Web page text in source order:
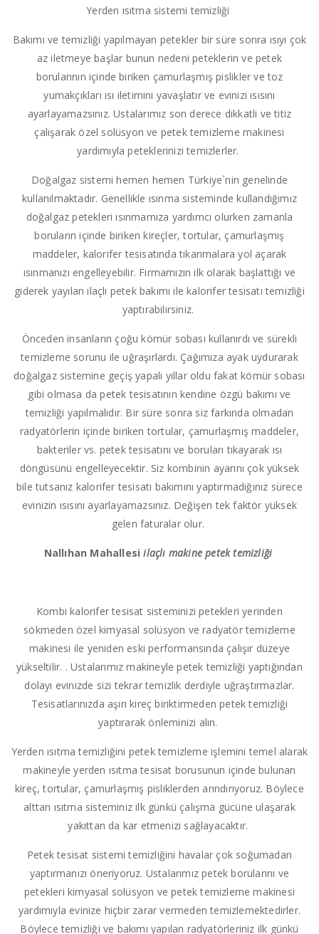
Yerden ısıtma sistemi temizliği
Bakımı ve temizliği yapılmayan petekler bir süre sonra ısıyı çok
az iletmeye başlar bunun nedeni peteklerin ve petek
borularının içinde biriken çamurlaşmış pislikler ve toz
yumakçıkları ısı iletimini yavaşlatır ve evinizi ısısını
ayarlayamazsınız. Ustalarımız son derece dikkatli ve titiz
çalışarak özel solüsyon ve petek temizleme makinesi
yardımıyla peteklerinizi temizlerler.
Doğalgaz sistemi hemen hemen Türkiye`nin genelinde
kullanılmaktadır. Genellikle ısınma sisteminde kullandığımız
doğalgaz petekleri ısınmamıza yardımcı olurken zamanla
boruların içinde biriken kireçler, tortular, çamurlaşmış
maddeler, kalorifer tesisatında tıkanmalara yol açarak
ısınmanızı engelleyebilir. Firmamızın ilk olarak başlattığı ve
giderek yayılan ilaçlı petek bakımı ile kalorifer tesisatı temizliği
yaptırabilirsiniz.
Önceden insanların çoğu kömür sobası kullanırdı ve sürekli
temizleme sorunu ile uğraşırlardı. Çağımıza ayak uydurarak
doğalgaz sistemine geçiş yapalı yıllar oldu fakat kömür sobası
gibi olmasa da petek tesisatının kendine özgü bakımı ve
temizliği yapılmalıdır. Bir süre sonra siz farkında olmadan
radyatörlerin içinde biriken tortular, çamurlaşmış maddeler,
bakteriler vs. petek tesisatını ve boruları tıkayarak ısı
döngüsünü engelleyecektir. Siz kombinin ayarını çok yüksek
bile tutsanız kalorifer tesisatı bakımını yaptırmadığınız sürece
evinizin ısısını ayarlayamazsınız. Değişen tek faktör yüksek
gelen faturalar olur.
Nallıhan Mahallesiilaçlı makine petek temizliği
Kombi kalorifer tesisat sisteminizi petekleri yerinden
sökmeden özel kimyasal solüsyon ve radyatör temizleme
makinesi ile yeniden eski performansında çalışır düzeye
yükseltilir. . Ustalarımız makineyle petek temizliği yaptığından
dolayı evinizde sizi tekrar temizlik derdiyle uğraştırmazlar.
Tesisatlarınızda aşırı kireç biriktirmeden petek temizliği
yaptırarak önleminizi alın.
Yerden ısıtma temizliğini petek temizleme işlemini temel alarak
makineyle yerden ısıtma tesisat borusunun içinde bulunan
kireç, tortular, çamurlaşmış pisliklerden arındırıyoruz. Böylece
alttan ısıtma sisteminiz ilk günkü çalışma gücüne ulaşarak
yakıttan da kar etmenizi sağlayacaktır.
Petek tesisat sistemi temizliğini havalar çok soğumadan
yaptırmanızı öneriyoruz. Ustalarımız petek borularını ve
petekleri kimyasal solüsyon ve petek temizleme makinesi
yardımıyla evinize hiçbir zarar vermeden temizlemektedirler.
Böylece temizliği ve bakımı yapılan radyatörleriniz ilk günkü